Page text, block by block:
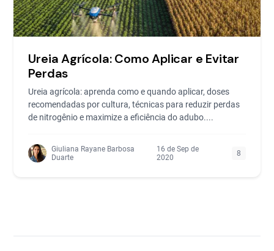
Ureia Agrícola: Como Aplicar e Evitar
Perdas
Ureia agrícola: aprenda como e quando aplicar, doses
recomendadas por cultura, técnicas para reduzir perdas
de nitrogênio e maximize a eficiência do adubo....
Giuliana Rayane Barbosa
Duarte
16 de Sep de
2020
8